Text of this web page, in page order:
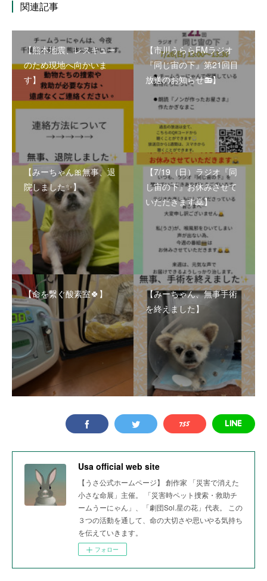
関連記事
【熊本地震、レスキュー
のため現地へ向かいま
す】
【市川うららFMラジオ
『同じ宙の下』第21回目
放送のお知らせ📻】
【みーちゃん🎀無事、退
院しました✨】
【7/19（日）ラジオ『同
じ宙の下』お休みさせて
いただきます🙇】
【命を繋ぐ酸素室🍀】
【みーちゃん、無事手術
を終えました】
Usa official web site
【うさ公式ホームページ】 創作家 「災害で消えた
小さな命展」主催。 「災害時ペット捜索・救助チ
ームうーにゃん」、「劇団Sol.星の花」代表。 この
３つの活動を通して、命の大切さや思いやる気持ち
を伝えていきます。
フォロー